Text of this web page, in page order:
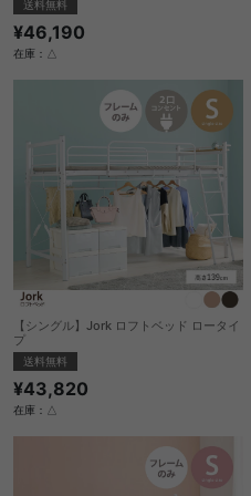
送料無料
¥46,190
在庫：△
【シングル】Jork ロフトベッド ロータイ
プ
送料無料
¥43,820
在庫：△